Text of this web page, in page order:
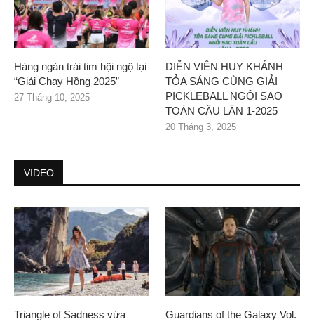
Hàng ngàn trái tim hội ngộ tại
“Giải Chạy Hồng 2025”
27 Tháng 10, 2025
DIỄN VIÊN HUY KHÁNH
TỎA SÁNG CÙNG GIẢI
PICKLEBALL NGÔI SAO
TOÀN CẦU LẦN 1-2025
20 Tháng 3, 2025
VIDEO
Triangle of Sadness vừa
Guardians of the Galaxy Vol.